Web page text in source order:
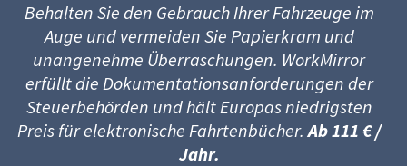
Behalten Sie den Gebrauch Ihrer Fahrzeuge im
Auge und vermeiden Sie Papierkram und
unangenehme Überraschungen. WorkMirror
erfüllt die Dokumentationsanforderungen der
Steuerbehörden und hält Europas niedrigsten
Preis für elektronische Fahrtenbücher.Ab 111 € /
Jahr.